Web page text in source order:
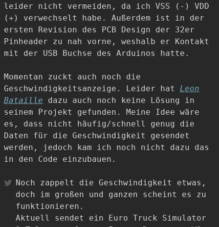
leider nicht vermeiden, da ich VSS (-) VDD
(+) verwechselt habe. Außerdem ist in der
ersten Revision des PCB Design der 32er
Pinheader zu nah vorne, weshalb er Kontakt
mit der USB Buchse des Arduinos hatte.
Momentan zuckt auch noch die
Geschwindigkeitsanzeige. Leider hat Leon
Bataille dazu auch noch keine Lösung in
seinem Projekt gefunden. Meine Idee wäre
es, dass nicht häufig/schnell genug die
Daten für die Geschwindigkeit gesendet
werden, jedoch kam ich noch nicht dazu das
in den Code einzubauen.
Noch zappelt die Geschwindigkeit etwas,
doch im großen und ganzen scheint es zu
funktionieren.
Aktuell sendet ein Euro Truck Simulator